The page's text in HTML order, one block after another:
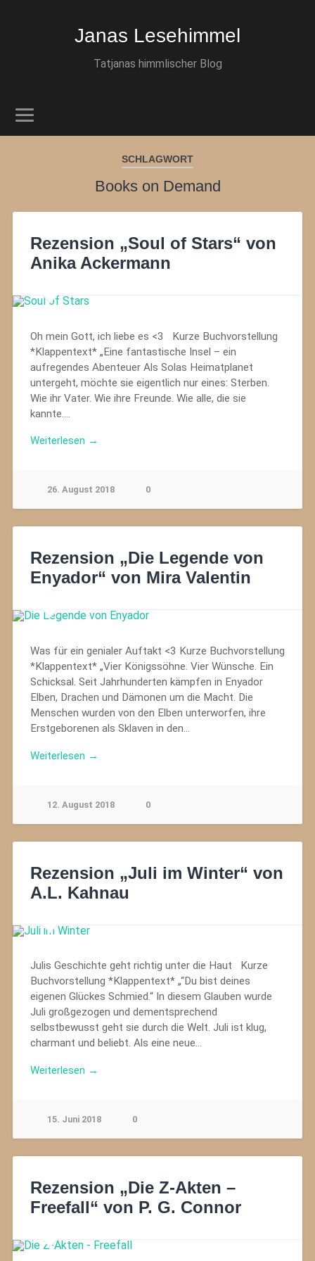
Janas Lesehimmel
Tatjanas himmlischer Blog
SCHLAGWORT
Books on Demand
Rezension „Soul of Stars“ von
Anika Ackermann
Oh mein Gott, ich liebe es <3 Kurze Buchvorstellung
*Klappentext* „Eine fantastische Insel – ein
aufregendes Abenteuer Als Solas Heimatplanet
untergeht, möchte sie eigentlich nur eines: Sterben.
Wie ihr Vater. Wie ihre Freunde. Wie alle, die sie
kannte….
Weiterlesen →
26. August 2018 0
Rezension „Die Legende von
Enyador“ von Mira Valentin
Was für ein genialer Auftakt <3 Kurze Buchvorstellung
*Klappentext* „Vier Königssöhne. Vier Wünsche. Ein
Schicksal. Seit Jahrhunderten kämpfen in Enyador
Elben, Drachen und Dämonen um die Macht. Die
Menschen wurden von den Elben unterworfen, ihre
Erstgeborenen als Sklaven in den…
Weiterlesen →
12. August 2018 0
Rezension „Juli im Winter“ von
A.L. Kahnau
Julis Geschichte geht richtig unter die Haut Kurze
Buchvorstellung *Klappentext* „“Du bist deines
eigenen Glückes Schmied.“ In diesem Glauben wurde
Juli großgezogen und dementsprechend
selbstbewusst geht sie durch die Welt. Juli ist klug,
charmant und beliebt. Als eine neue…
Weiterlesen →
15. Juni 2018 0
Rezension „Die Z-Akten –
Freefall“ von P. G. Connor